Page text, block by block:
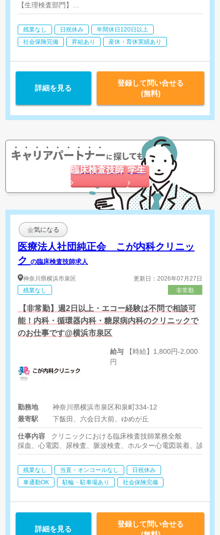
から当院区間の小田急バスの
運賃は対象外です。
【生理検査部門】
内視鏡にまつわる検査各種など
【健診部門】
※採血は看護師対応
残業なし 日祝休み
年間休日120日以上
社会保険完備
昇給あり 産休・育休実績あり
詳細を見る
登録して問い合せる
(無料)
キャリアパートナーに探してもらう
臨床検査技師 学生
気になる
医療法人社団純正会 こが内科クリニッ
クの臨床検査技師求人
神奈川県横浜市泉区
残業なし
更新日：2026年07月27日
非常勤
【非常勤】週2日以上・エコー経験は不問で相談可
能！内科・循環器内科・糖尿病内科のクリニックで
のお仕事です@横浜市泉区
給与
円
勤務地
神奈川県横浜市泉区和泉町334-12
最寄駅
下飯田、六会日大前、ゆめが丘
仕事内容
クリニックにおける臨床検査技師業務全般
採血、心電図、尿検査、脈波検査、ホルター心電図装着、診療補
残業なし 当直・オンコールなし
日祝休み
車通勤OK
駐輪・駐車場あり 社会保険完備
詳細を見る
登録して問い合せる